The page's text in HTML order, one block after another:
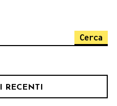
RECENTI